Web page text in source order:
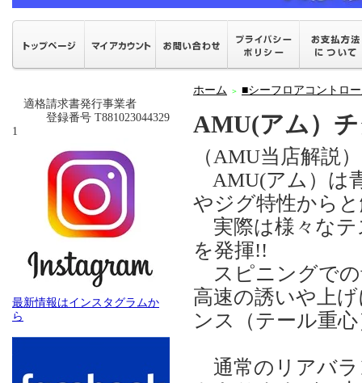
適格請求書発行事業者
登録番号 T881023044329
1
最新情報はインスタグラムか
ら
ホーム ＞ ■シーフロアコントロ
AMU(アム）
（AMU当店解説）
AMU(アム）は
やジグ特性から
実際は様々なテ
を発揮!!
スピニングでの
高速の誘いや上
ンス（テール重
通常のリアバラ